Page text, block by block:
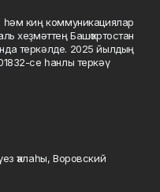
киң коммуникациялар
хеҙмәттең Башҡортостан
теркәлде. 2025 йылдың
се һанлы теркәү
ҡалаһы, Воровский